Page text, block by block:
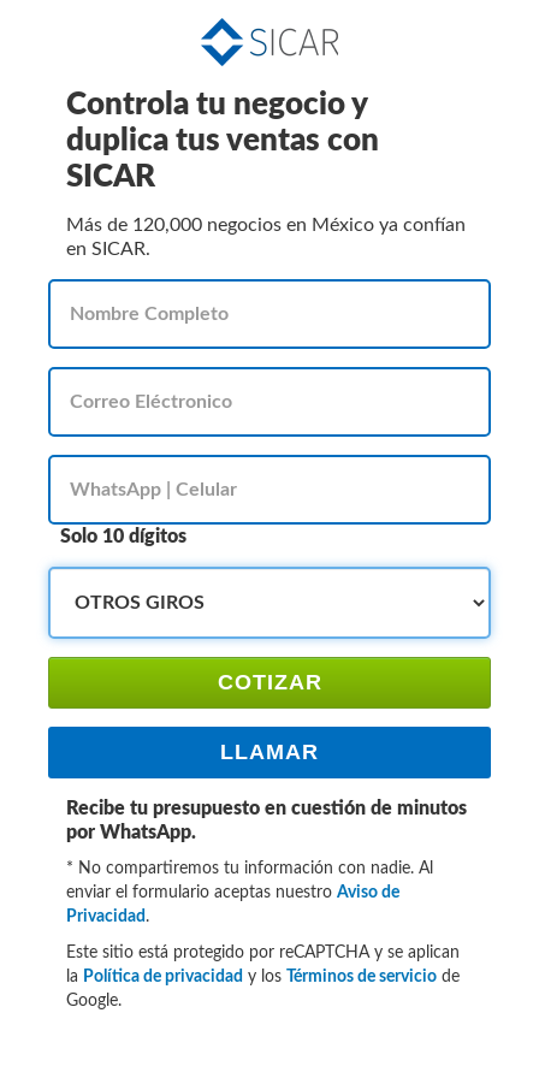
Controla tu negocio y
duplica tus ventas con
SICAR
Más de 120,000 negocios en México ya confían
en SICAR.
Solo 10 dígitos
COTIZAR
LLAMAR
Recibe tu presupuesto en cuestión de minutos
por WhatsApp.
* No compartiremos tu información con nadie. Al
enviar el formulario aceptas nuestro Aviso de
Privacidad .
Este sitio está protegido por reCAPTCHA y se aplican
la Política de privacidad y los Términos de servicio de
Google.